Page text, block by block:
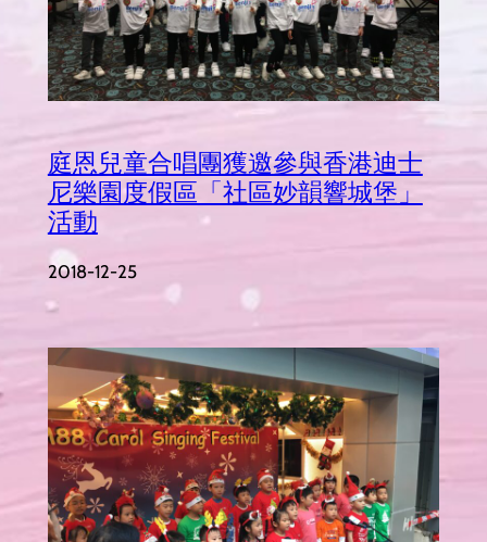
庭恩兒童合唱團獲邀參與香港迪士
尼樂園度假區「社區妙韻響城堡」
活動
2018-12-25